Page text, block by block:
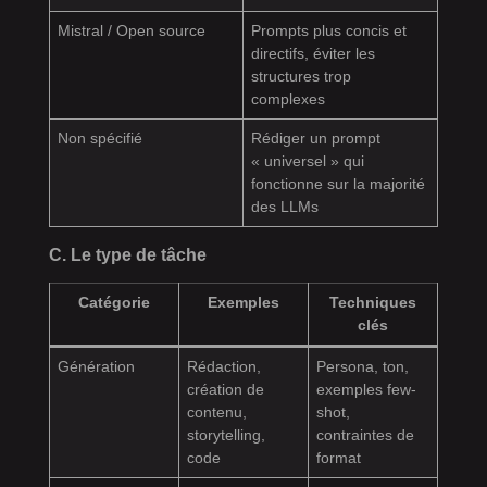
Mistral / Open source
Prompts plus concis et
directifs, éviter les
structures trop
complexes
Non spécifié
Rédiger un prompt
« universel » qui
fonctionne sur la majorité
des LLMs
C. Le type de tâche
Catégorie Exemples
Techniques
clés
Génération
Rédaction,
création de
contenu,
storytelling,
code
Persona, ton,
exemples few-
shot,
contraintes de
format